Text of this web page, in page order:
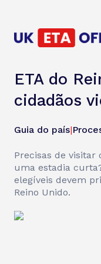
ETA do
cidadãos
Guia do país|
Precisas de visitar
uma estadia
elegíveis devem
Reino Unido.